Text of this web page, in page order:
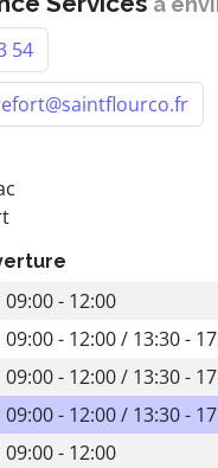
54
09:00 - 12:00
09:00 - 12:00 / 13:30 -
09:00 - 12:00 / 13:30 -
09:00 - 12:00 / 13:30 -
09:00 - 12:00